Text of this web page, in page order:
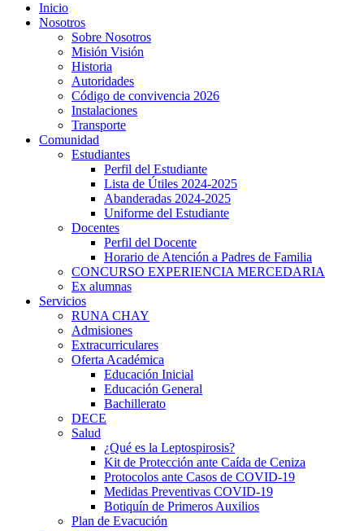
Inicio
Nosotros
Sobre Nosotros
Misión Visión
Historia
Autoridades
Código de convivencia 2026
Instalaciones
Transporte
Comunidad
Estudiantes
Perfil del Estudiante
Lista de Útiles 2024-2025
Abanderadas 2024-2025
Uniforme del Estudiante
Docentes
Perfil del Docente
Horario de Atención a Padres de Familia
CONCURSO EXPERIENCIA MERCEDARIA
Ex alumnas
Servicios
RUNA CHAY
Admisiones
Extracurriculares
Oferta Académica
Educación Inicial
Educación General
Bachillerato
DECE
Salud
¿Qué es la Leptospirosis?
Kit de Protección ante Caída de Ceniza
Protocolos ante Casos de COVID-19
Medidas Preventivas COVID-19
Botiquín de Primeros Auxilios
Plan de Evacución